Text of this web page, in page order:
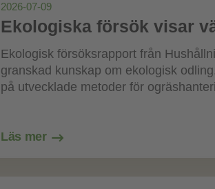
2026-07-09
Ekologiska försök visar
Ekologisk försöksrapport från
granskad kunskap om ekologisk
på utvecklade metoder för
Läs mer